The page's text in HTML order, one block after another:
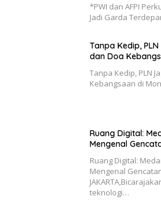
*PWI dan AFPI
Jadi Garda
Tanpa Kedip,
dan Doa
Tanpa Kedip, PLN
Kebangsaan di
Ruang Digital:
Mengenal
Ruang Digital:
Mengenal
teknologi…